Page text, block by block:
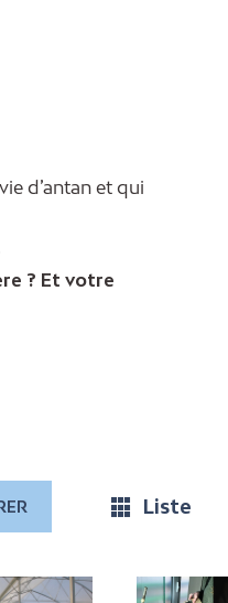
d’antan et qui
? Et votre
Liste